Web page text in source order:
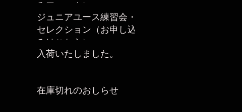
みフォーム）
ジュニアユース練習会・
セレクション（お申し込
みはこちら）
入荷いたしました。
在庫切れのおしらせ